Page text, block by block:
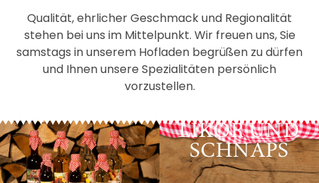
Qualität, ehrlicher Geschmack und Regionalität
stehen bei uns im Mittelpunkt. Wir freuen uns, Sie
samstags in unserem Hofladen begrüßen zu dürfen
und Ihnen unsere Spezialitäten persönlich
vorzustellen.
LIKÖR UND
SCHNAPS